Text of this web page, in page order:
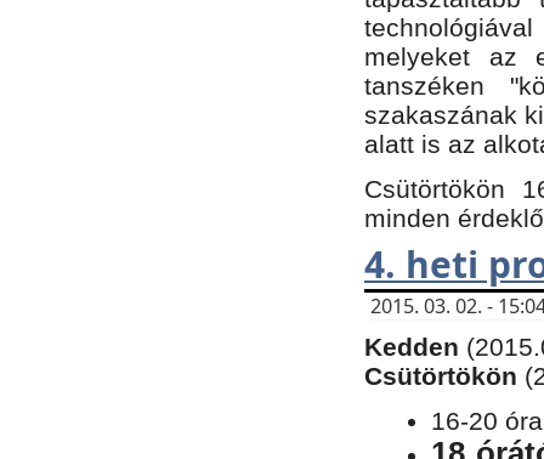
melyeket az
tanszéken
szakaszának
alatt is az
Csütörtökön
minden
4. heti
2015. 03. 02. -
Kedden
Csütörtökön
16-20